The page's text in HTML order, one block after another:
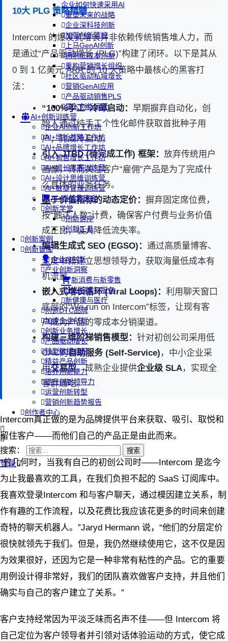
企业如何快速采用AI
重塑未来的战略
企业深科技创新
加强创新管控
上马GenAI创新
拥抱低成本创新
重构营销增长组织
社区驱动私域增长
营销GenAI应用
产品驱动销售PLS
导入创新运营
AI+创新训练营
企业AI创新工作坊
AI+增长战略工作坊
AI+品牌增长工作坊
AI+销售增长工作坊
AI+增长黑客训练营
AI+设计思维训练营
AI+敏捷管理训练营
AI+增长集思会
创新学堂
创新讲座
创新工具
创新案例
创新智库
企业AI创新
产业创新洞察
新消费与新零售
企业技术与服务
新健康与医疗
创造DTC品牌
加速企业创新
创新业务增长
产品驱动增长
转型敏捷组织
精益产品创新
培养创新能力
提升创新领导力
运营创新转型
营销创新趋势报告
创作者中心
搜索：
登录
10大 PLG 策略精髓
Intercom 的爆发式增长并非依赖传统销售堆人力，而
是通过“产品驱动增长 (PLG)”构建了闭环。以下是其从
0 到 1 亿美元 ARR 的 10 大策略中最核心的黑客打
法：
“100%手工”冷邮启动： 早期摒弃自动化，创
始人通过纯手工个性化邮件获取首批种子用
户，完成冷启动。
引入 JTBD (待完成工作) 框架： 放弃传统用户
画像，转而关注客户“雇佣”产品是为了完成什
么具体的业务任务。
基于价值指标的动态定价： 摒弃固定席位费，
按“触达人数”计费，确保客户付费与业务价值
成正比，极大降低流失率。
编辑生成式 SEO (EGSO)： 通过高质量博客、
深度书籍建立思想领导力，获取海量低成本有
机流量。
嵌入式增长循环 (Viral Loops)： 利用聊天窗口
底部的“We run on Intercom”标签，让现有客
户成为产品的零成本分销渠道。
构建三维阶梯销售模型： 针对初创公司采用低
CAC的自助服务 (Self-Service) ，中小企业采
用交易型，成熟企业提供企业级 SLA，实现全
客群通吃。
Intercom真正做的是为品牌提供平台来获取、吸引、取悦和
留住客户——而他们自己的产品正是由此而来。
“曾几何时，当我有自己的初创公司时——Intercom 是迄今
为止我最喜欢的工具，在我们负担不起的 SaaS 订阅库中。
我喜欢登录Intercom 和与客户聊天，通过模因建立关系，制
作有趣的工作流程，以及花费比我应该花更多的时间来创建
奇特的聊天机器人。”Jaryd Hermann 说，“他们的分层定价
很快就领先于我们。但是，我仍然继续使用它，这不仅是因
为效果很好，还因为它是一种非常有粘性的产品。它的重要
用例设计得非常好，我们的团队喜欢做客户支持，并且他们
确实与自己的客户建立了关系。”
客户支持经常因为平淡乏味而名声不佳——但 Intercom 将
自己定位为客户领导者并引领对话体验运动的方式，使它成